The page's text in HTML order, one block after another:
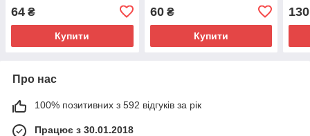
64 ₴
Купити
60₴
Купити
130
Про нас
100% позитивних з 592 відгуків за рік
Працює з 30.01.2018